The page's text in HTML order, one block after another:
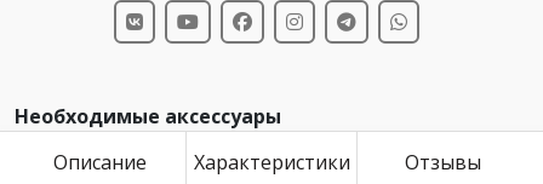
Необходимые аксессуары
Описание
Характеристики Отзывы